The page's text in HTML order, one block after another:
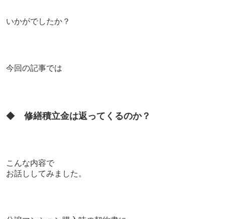
いかがでしたか？
今回の記事では
◆ 修繕積立金は返ってくるのか？
こんな内容で
お話ししてみました。